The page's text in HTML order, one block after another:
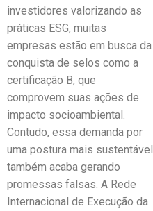
investidores valorizando as
práticas ESG, muitas
empresas estão em busca da
conquista de selos como a
certificação B, que
comprovem suas ações de
impacto socioambiental.
Contudo, essa demanda por
uma postura mais sustentável
também acaba gerando
promessas falsas. A Rede
Internacional de Execução da